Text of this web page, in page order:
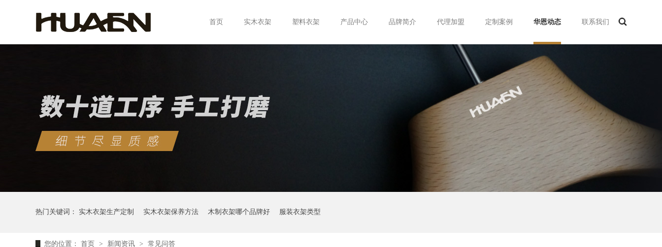
首页 实木衣架 塑料衣架 产品中心 品牌简介 代理加盟 定制案例 华恩动态 联系我们
热门关键词： 实木衣架生产定制 实木衣架保养方法 木制衣架哪个品牌好 服装衣架类型
您的位置： 首页 > 新闻资讯 > 常见问答